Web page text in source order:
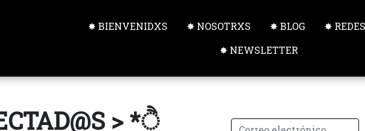
✸ BIENVENIDXS ✸ NOSOTRXS ✸ BLOG ✸ REDES
✸ NEWSLETTER
> *ੈ